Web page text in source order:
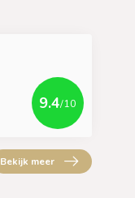
9.4/10
Bekijk meer